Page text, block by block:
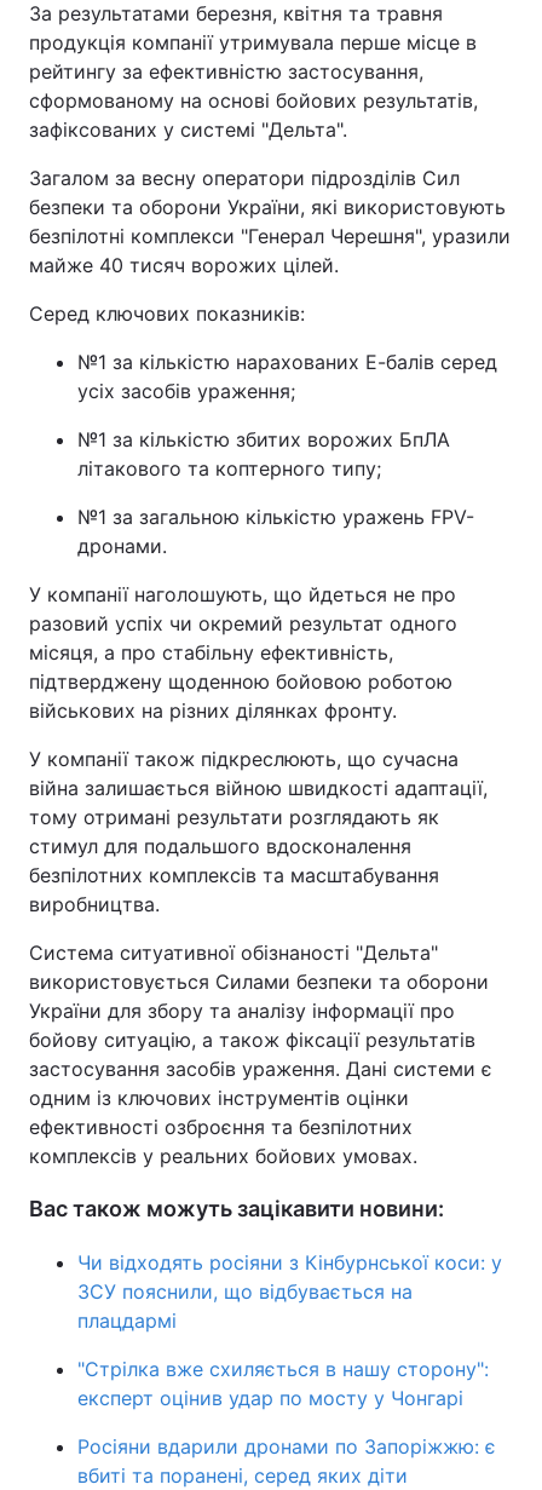
За результатами березня, квітня та травня
продукція компанії утримувала перше місце в
рейтингу за ефективністю застосування,
сформованому на основі бойових результатів,
зафіксованих у системі "Дельта".
Загалом за весну оператори підрозділів Сил
безпеки та оборони України, які використовують
безпілотні комплекси "Генерал Черешня", уразили
майже 40 тисяч ворожих цілей.
Серед ключових показників:
№1 за кількістю нарахованих Е-балів серед
усіх засобів ураження;
№1 за кількістю збитих ворожих БпЛА
літакового та коптерного типу;
№1 за загальною кількістю уражень FPV-
дронами.
У компанії наголошують, що йдеться не про
разовий успіх чи окремий результат одного
місяця, а про стабільну ефективність,
підтверджену щоденною бойовою роботою
військових на різних ділянках фронту.
У компанії також підкреслюють, що сучасна
війна залишається війною швидкості адаптації,
тому отримані результати розглядають як
стимул для подальшого вдосконалення
безпілотних комплексів та масштабування
виробництва.
Система ситуативної обізнаності "Дельта"
використовується Силами безпеки та оборони
України для збору та аналізу інформації про
бойову ситуацію, а також фіксації результатів
застосування засобів ураження. Дані системи є
одним із ключових інструментів оцінки
ефективності озброєння та безпілотних
комплексів у реальних бойових умовах.
Вас також можуть зацікавити новини:
Чи відходять росіяни з Кінбурнської коси: у
ЗСУ пояснили, що відбувається на
плацдармі
"Стрілка вже схиляється в нашу сторону":
експерт оцінив удар по мосту у Чонгарі
Росіяни вдарили дронами по Запоріжжю: є
вбиті та поранені, серед яких діти